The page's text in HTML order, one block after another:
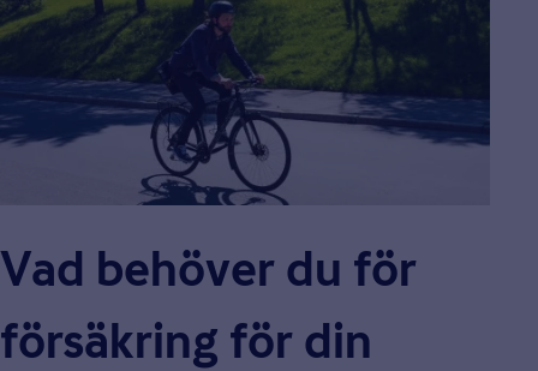
Vad behöver du för
försäkring för din